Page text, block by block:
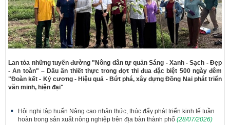
Lan tỏa những tuyến đường "Nông dân tự quản Sáng - Xanh - Sạch - Đẹp
- An toàn" – Dấu ấn thiết thực trong đợt thi đua đặc biệt 500 ngày đêm
"Đoàn kết - Kỷ cương - Hiệu quả - Bứt phá, xây dựng Đồng Nai phát triển
văn minh, hiện đại"
Hội nghị tập huấn Nâng cao nhận thức, thúc đẩy phát triển kinh tế tuần
hoàn trong sản xuất nông nghiệp trên địa bàn thành phố (28/07/2026)